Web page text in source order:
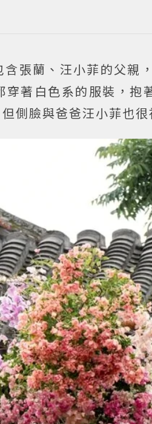
張蘭、汪小菲的父親
著白色系的服裝，抱
側臉與爸爸汪小菲也很